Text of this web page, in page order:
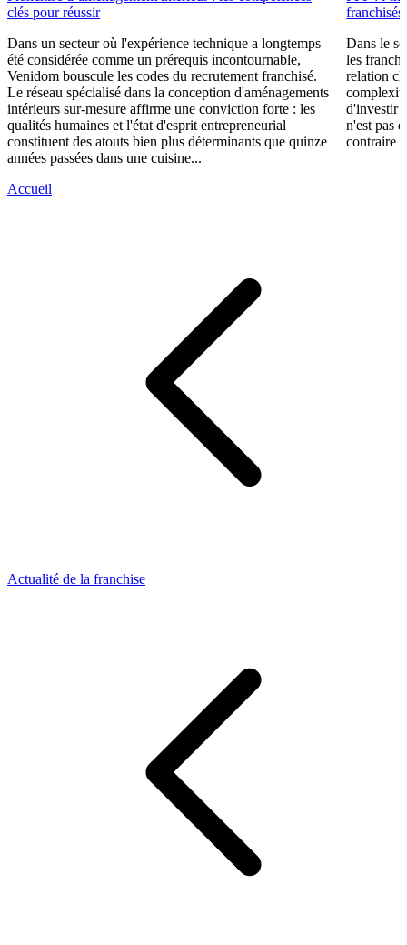
clés pour réussir
Dans un secteur où l'expérience technique a longtemps
été considérée comme un prérequis incontournable,
Venidom bouscule les codes du recrutement franchisé.
Le réseau spécialisé dans la conception d'aménagements
intérieurs sur-mesure affirme une conviction forte : les
qualités humaines et l'état d'esprit entrepreneurial
constituent des atouts bien plus déterminants que quinze
années passées dans une cuisine...
franchisés
Dans le
les
relation
d'investir
n'est pas
contraire
Accueil
Actualité de la franchise